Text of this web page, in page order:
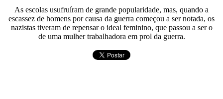
As escolas usufruíram de grande popularidade, mas, quando a
escassez de homens por causa da guerra começou a ser notada, os
nazistas tiveram de repensar o ideal feminino, que passou a ser o
de uma mulher trabalhadora em prol da guerra.